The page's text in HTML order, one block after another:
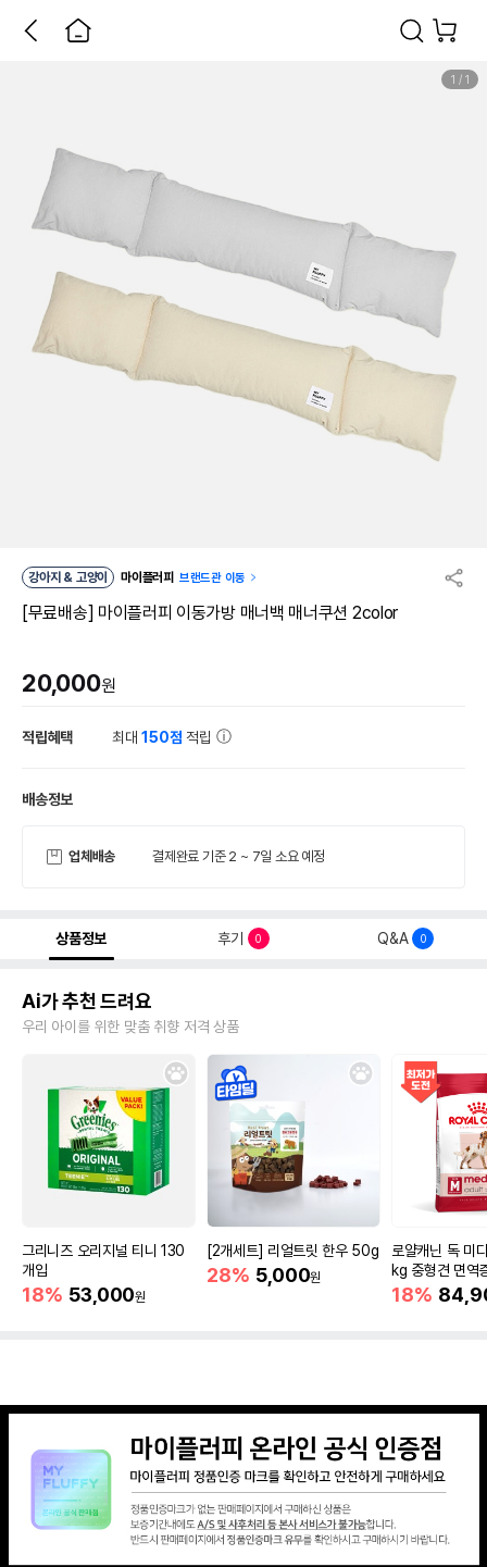
1 / 1
강아지 & 고양이 마이플러피 브랜드관 이동
[무료배송] 마이플러피 이동가방 매너백 매너쿠션 2color
20,000원
적립혜택 최대150점 적립
배송정보
업체배송 결제완료 기준 2 ~ 7일 소요 예정
상품정보 후기 0 Q&A 0
Ai가 추천 드려요
우리 아이를 위한 맞춤 취향 저격 상품
그리니즈 오리지널 티니 130
개입
18% 53,000원
[2개세트] 리얼트릿 한우 50g
28% 5,000원
로얄캐닌 독 미
kg 중형견 면역
18%